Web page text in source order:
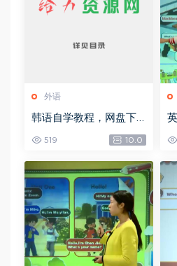
外语
韩语自学教程，网盘下
519 10.0